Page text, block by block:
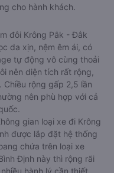
cho hành khách.
đôi Krông Pắk - Đắk
da xịn, nệm êm ái, có
tự động vô cùng thoải
nên diện tích rất rộng,
Chiều rộng gấp 2,5 lần
nên phù hợp với cả
gian loại xe đi Krông
được lắp đặt hệ thống
chứa trên loại xe
Định này thì rộng rãi
hành lý cần thiết